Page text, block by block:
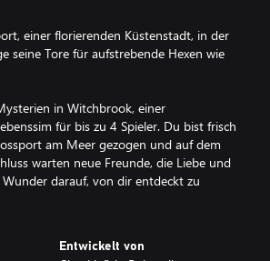
einer florierenden Küstenstadt, in der
seine Tore für aufstrebende Hexen wie
in Witchbrook, einer
für bis zu 4 Spieler. Du bist frisch
am Meer gezogen und auf dem
warten neue Freunde, die Liebe und
darauf, von dir entdeckt zu
Entwickelt von